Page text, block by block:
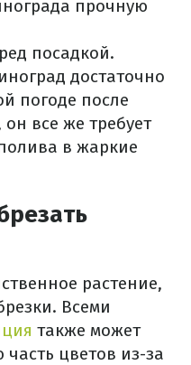
прочную
посадкой.
достаточно
погоде после
все же требует
в жаркие
растение,
Всеми
также может
часть цветов из-за